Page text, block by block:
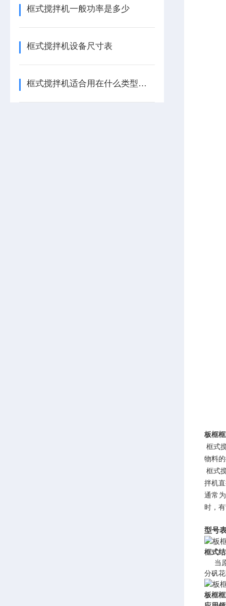
框式搅拌机一般功率是多少
框式搅拌机设备尺寸表
框式搅拌机适合用在什么类型的池子
板框
框式
物料
框式
拌机
通常
时，
型号
框式
当
分矾
板框